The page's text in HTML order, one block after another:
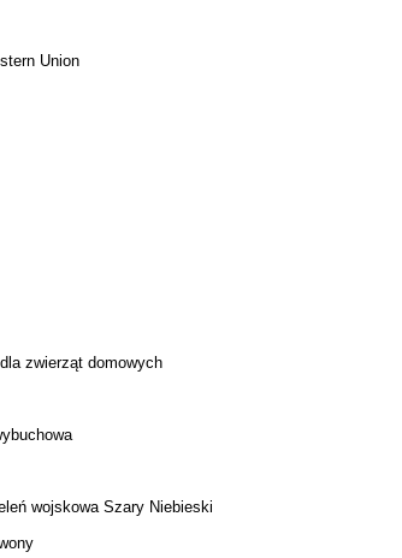
Union
zwierząt domowych
wojskowa Szary Niebieski